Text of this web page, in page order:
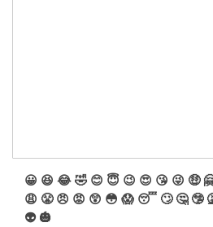
😀 😆 😂🤣 😊 😇 😉 😍 😘 😜 🤑
😩 😤 😠 😡 😲 😳 😱 😴 🙄 🤔 🤥
👽 🎃